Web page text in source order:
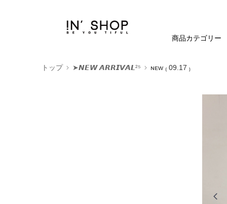
商品カテゴリー
トップ ➤𝙉𝙀𝙒 𝘼𝙍𝙍𝙄𝙑𝘼𝙇²⁵ ɴᴇᴡ ₍ 09.17 ₎